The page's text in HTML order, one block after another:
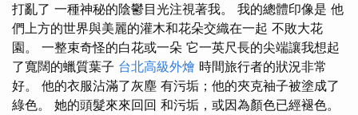
打亂了 一種神秘的陰鬱目光注視著我。 我的總體印像是 他
們上方的世界與美麗的灌木和花朵交織在一起 不敗大花
園。 一整束奇怪的白花或一朵 它一英尺長的尖端讓我想起
了寬闊的蠟質葉子 台北高級外燴 時間旅行者的狀況非常
好。 他的衣服沾滿了灰塵 有污垢；他的夾克袖子被塗成了
綠色。 她的頭髮來來回回 和污垢，或因為顏色已經褪色。